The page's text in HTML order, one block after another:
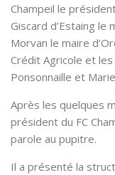
Champeil le
Giscard d’Estaing le
Morvan le maire
Crédit Agricole et
Ponsonnaille et
Après les quelques
président du FC
parole au pupitre.
Il a présenté la